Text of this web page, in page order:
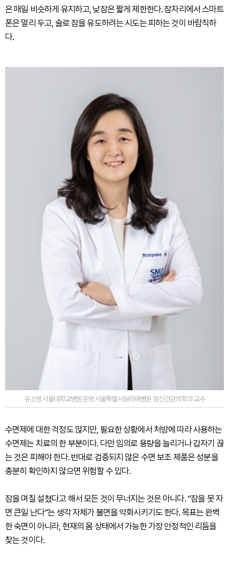
은 매일 비슷하게 유지하고, 낮잠은 짧게 제한한다. 잠자리에서 스마트
폰은 멀리 두고, 술로 잠을 유도하려는 시도는 피하는 것이 바람직하
다.
유소영 서울대학교병원운영 서울특별시보라매병원 정신건강의학과 교수
수면제에 대한 걱정도 많지만, 필요한 상황에서 처방에 따라 사용하는
수면제는 치료의 한 부분이다. 다만 임의로 용량을 늘리거나 갑자기 끊
는 것은 피해야 한다. 반대로 검증되지 않은 수면 보조 제품은 성분을
충분히 확인하지 않으면 위험할 수 있다.
잠을 며칠 설쳤다고 해서 모든 것이 무너지는 것은 아니다. “잠을 못 자
면 큰일 난다”는 생각 자체가 불면을 악화시키기도 한다. 목표는 완벽
한 숙면이 아니라, 현재의 몸 상태에서 가능한 가장 안정적인 리듬을
찾는 것이다.